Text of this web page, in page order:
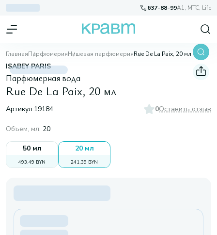
637-88-99A1, МТС, Life
ГлавнаяПарфюмерияНишевая парфюмерияRue De La Paix, 20 мл
ISABEY PARIS
Парфюмерная вода
Rue De La Paix, 20 мл
Артикул:19184 0Оставить отзыв
Объем, мл: 20
50 мл
493,49 BYN
20 мл
241,39 BYN